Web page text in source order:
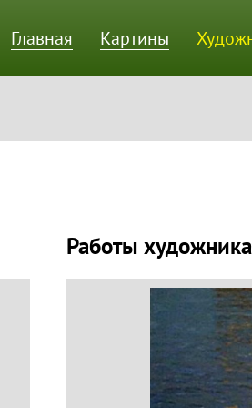
Главная Картины
Работы художника